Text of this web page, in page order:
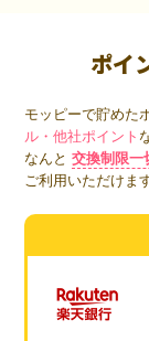
ポイ
モッピーで貯めた
ル・他社ポイント
なんと 交換制限一
ご利用いただけま